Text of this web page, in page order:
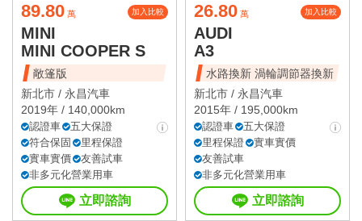
89.80 萬 加入比較
MINI
MINI COOPER S
敞篷版
新北市 / 永昌汽車
2019年 / 140,000km
認證車
五大保證
符合保固
里程保證
實車實價
友善試車
非多元化營業用車
立即諮詢
26.80 萬 加入比較
AUDI
A3
水路換新 渦輪調節器換新
新北市 / 永昌汽車
2015年 / 195,000km
認證車
五大保證
里程保證
實車實價
友善試車
非多元化營業用車
立即諮詢